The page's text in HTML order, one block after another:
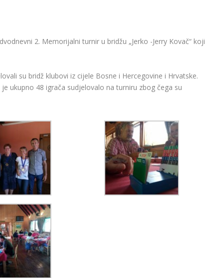
2. Memorijalni turnir u bridžu „Jerko -Jerry Kovač“ koji
su bridž klubovi iz cijele Bosne i Hercegovine i Hrvatske.
ukupno 48 igrača sudjelovalo na turniru zbog čega su